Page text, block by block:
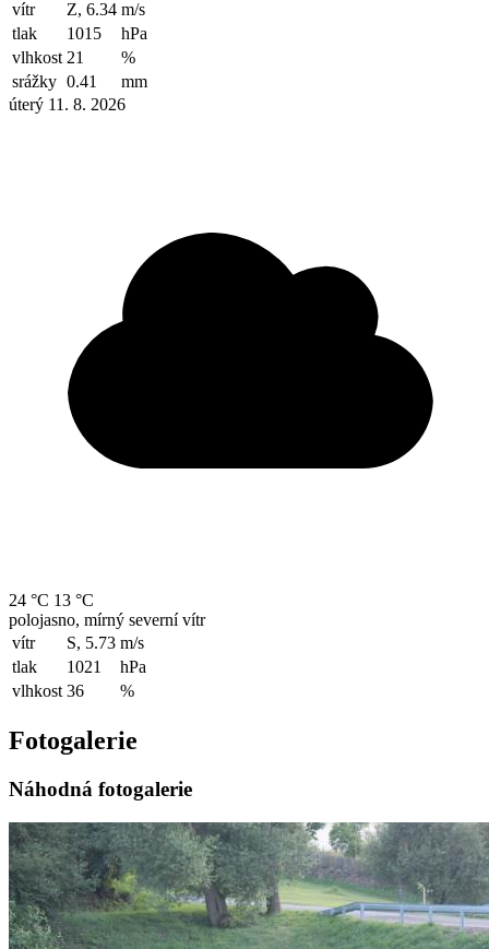
vítr Z, 6.34 m/s
tlak
1015
hPa
vlhkost 21
%
srážky 0.41
mm
úterý 11. 8. 2026
24 °C 13 °C
polojasno, mírný severní vítr
vítr
S, 5.73 m/s
tlak
1021
hPa
vlhkost 36 %
Fotogalerie
Náhodná fotogalerie